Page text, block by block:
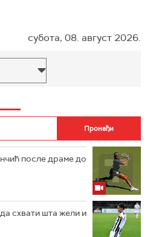
субота, 08. август 2026.
после драме до
схвати шта жели и